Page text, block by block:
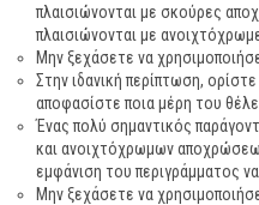
πλαισιώνονται με σκούρες
πλαισιώνονται με
Μην ξεχάσετε να
Στην ιδανική περίπτωση,
αποφασίστε ποια μέρη του
Ένας πολύ σημαντικός
και ανοιχτόχρωμων
εμφάνιση του περιγράμματος
Μην ξεχάσετε να